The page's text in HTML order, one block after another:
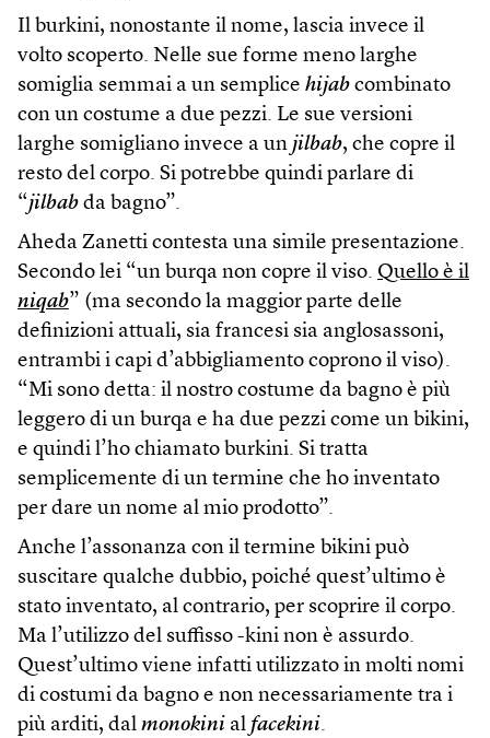
Il burkini, nonostante il nome, lascia invece il
volto scoperto. Nelle sue forme meno larghe
somiglia semmai a un semplice hijab combinato
con un costume a due pezzi. Le sue versioni
larghe somigliano invece a un jilbab, che copre il
resto del corpo. Si potrebbe quindi parlare di
“jilbab da bagno”.
Aheda Zanetti contesta una simile presentazione.
Secondo lei “un burqa non copre il viso. Quello è il
niqab” (ma secondo la maggior parte delle
definizioni attuali, sia francesi sia anglosassoni,
entrambi i capi d’abbigliamento coprono il viso).
“Mi sono detta: il nostro costume da bagno è più
leggero di un burqa e ha due pezzi come un bikini,
e quindi l’ho chiamato burkini. Si tratta
semplicemente di un termine che ho inventato
per dare un nome al mio prodotto”.
Anche l’assonanza con il termine bikini può
suscitare qualche dubbio, poiché quest’ultimo è
stato inventato, al contrario, per scoprire il corpo.
Ma l’utilizzo del suffisso -kini non è assurdo.
Quest’ultimo viene infatti utilizzato in molti nomi
di costumi da bagno e non necessariamente tra i
più arditi, dal monokini al facekini.